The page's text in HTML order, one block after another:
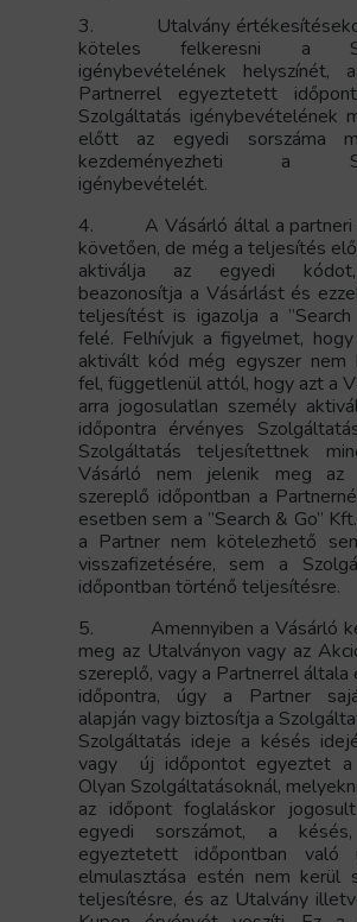
3.
Utalvány
köteles felkeresni a
igénybevételének helyszínét,
Partnerrel egyeztetett
Szolgáltatás igénybevételének
előtt az egyedi sorszáma
kezdeményezheti a
igénybevételét.
4.
A Vásárló által a
követően, de még a teljesítés
aktiválja az egyedi
beazonosítja a Vásárlást és
teljesítést is igazolja a
felé. Felhívjuk a figyelmet,
aktivált kód még egyszer nem
fel, függetlenül attól, hogy azt a
arra jogosulatlan személy
időpontra érvényes
Szolgáltatás teljesítettnek
Vásárló nem jelenik meg az
szereplő időpontban a
esetben sem a ”Search & Go”
a Partner nem kötelezhető
visszafizetésére, sem a
időpontban történő teljesítésre.
5.
Amennyiben a Vásárló
meg az Utalványon vagy az
szereplő, vagy a Partnerrel
időpontra, úgy a Partner
alapján vagy biztosítja a
Szolgáltatás ideje a késés
vagy új időpontot egyeztet a
Olyan Szolgáltatásoknál,
az időpont foglaláskor
egyedi sorszámot, a
egyeztetett időpontban való
elmulasztása estén nem kerül
teljesítésre, és az Utalvány